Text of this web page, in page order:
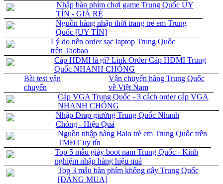
Nhập bàn phím chơi game Trung Quốc UY
TÍN - GIÁ RẺ
Nguồn hàng nhập thời trang trẻ em Trung
Quốc [UY TÍN]
Lý do nên order sạc laptop Trung Quốc
trên Taobao
Cáp HDMI là gì? Link Order Cáp HDMI Trung
Quốc NHANH CHÓNG
Bài test vận
chuyển
Vận chuyển hàng Trung Quốc
về Việt Nam
Cáp VGA Trung Quốc - 3 cách order cáp VGA
NHANH CHÓNG
Nhập Drap giường Trung Quốc Nhanh
Chóng - Hiệu Quả
Nguồn nhập hàng Balo trẻ em Trung Quốc trên
TMĐT uy tín
Top 5 mẫu giày boot nam Trung Quốc - Kinh
nghiệm nhập hàng hiệu quả
Top 3 mẫu bàn phím không dây Trung Quốc
[ĐÁNG MUA]